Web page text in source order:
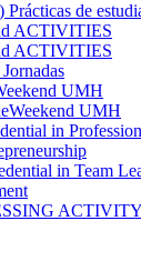
Prácticas de
ACTIVITIES
ACTIVITIES
UMH
UMH
in
in Team